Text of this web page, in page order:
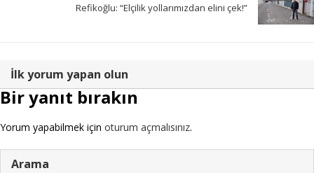
Refikoğlu: “Elçilik yollarımızdan elini çek!”
İlk yorum yapan olun
Bir yanıt bırakın
Yorum yapabilmek için oturum açmalısınız.
Arama